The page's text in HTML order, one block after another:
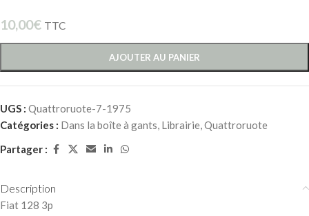
10,00€ TTC
AJOUTER AU PANIER
UGS : Quattroruote-7-1975
Catégories : Dans la boîte à gants, Librairie,Quattroruote
Partager :
Description
Fiat 128 3p